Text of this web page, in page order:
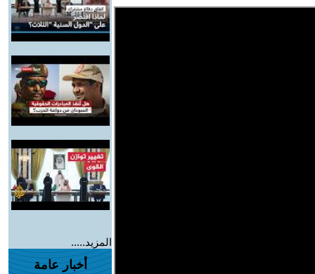
المزيد.....
أخبار عامة